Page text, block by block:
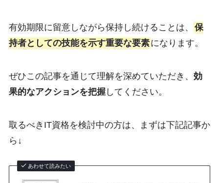
有効期限に留意しながら保持し続けることは、
保
持者としての技能を示す重要な要素になります。
ぜひこの記事を通じて理解を深めていただき、 効
果的なアクションを把握してください。
取るべきIT資格を検討中の方は、まずは下記記事か
ら↓
あわせて読みたい